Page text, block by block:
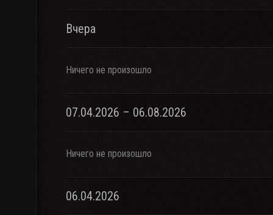
Вчера
Ничего не произошло
07.04.2026 – 06.08.2026
Ничего не произошло
06.04.2026